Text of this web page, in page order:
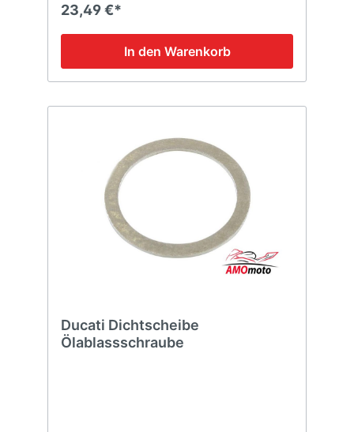
23,49 €*
In den Warenkorb
Ducati Dichtscheibe
Ölablassschraube